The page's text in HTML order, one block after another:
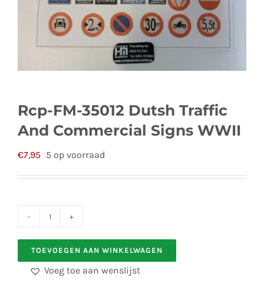
Rcp-FM-35012 Dutsh Traffic
And Commercial Signs WWII
€7,95 5 op voorraad
FM-
Dutsh
TOEVOEGEN AAN WINKELWAGEN
Voeg toe aan wenslijst